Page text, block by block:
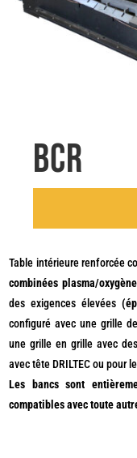
BCR
Table intérieure renforcée
combinées plasma/oxygène
des exigences élevées
configuré avec une grille
une grille en grille avec
avec tête DRILTEC ou pour
Les bancs sont
compatibles avec toute